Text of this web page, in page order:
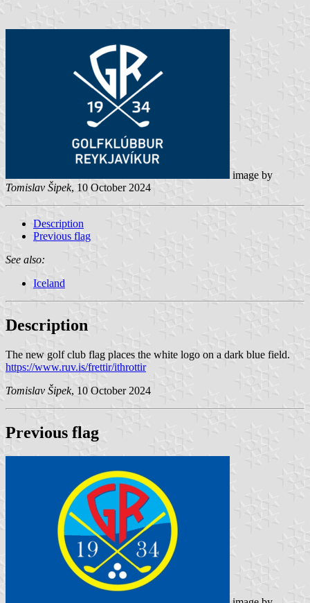
image by
Tomislav Šipek, 10 October 2024
Description
Previous flag
See also:
Iceland
Description
The new golf club flag places the white logo on a dark blue field.
https://www.ruv.is/frettir/ithrottir
Tomislav Šipek, 10 October 2024
Previous flag